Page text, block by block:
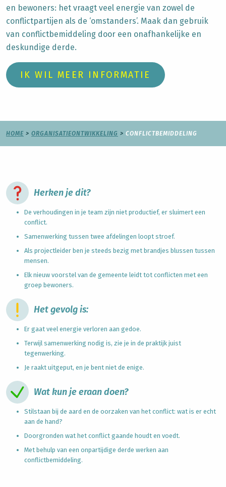
en bewoners: het vraagt veel energie van zowel de
conflictpartijen als de ‘omstanders’. Maak dan gebruik
van conflictbemiddeling door een onafhankelijke en
deskundige derde.
IK WIL MEER INFORMATIE
HOME > ORGANISATIEONTWIKKELING > CONFLICTBEMIDDELING
Herken je dit?
De verhoudingen in je team zijn niet productief, er sluimert een
conflict.
Samenwerking tussen twee afdelingen loopt stroef.
Als projectleider ben je steeds bezig met brandjes blussen tussen
mensen.
Elk nieuw voorstel van de gemeente leidt tot conflicten met een
groep bewoners.
Het gevolg is:
Er gaat veel energie verloren aan gedoe.
Terwijl samenwerking nodig is, zie je in de praktijk juist
tegenwerking.
Je raakt uitgeput, en je bent niet de enige.
Wat kun je eraan doen?
Stilstaan bij de aard en de oorzaken van het conflict: wat is er echt
aan de hand?
Doorgronden wat het conflict gaande houdt en voedt.
Met behulp van een onpartijdige derde werken aan
conflictbemiddeling.